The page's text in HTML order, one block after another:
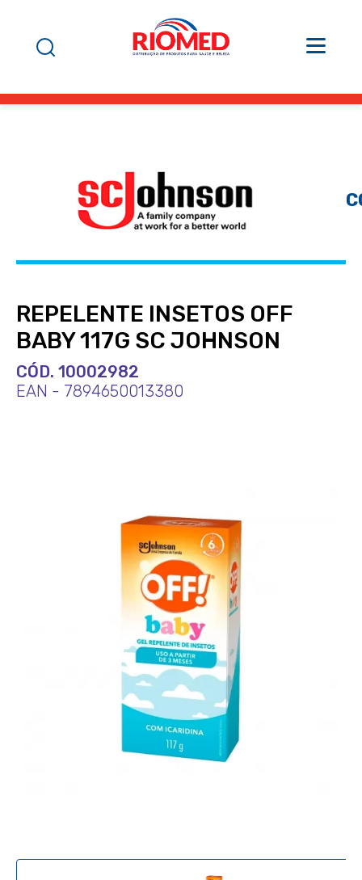
REPELENTE INSETOS OFF
BABY 117G SC JOHNSON
CÓD. 10002982
EAN - 7894650013380